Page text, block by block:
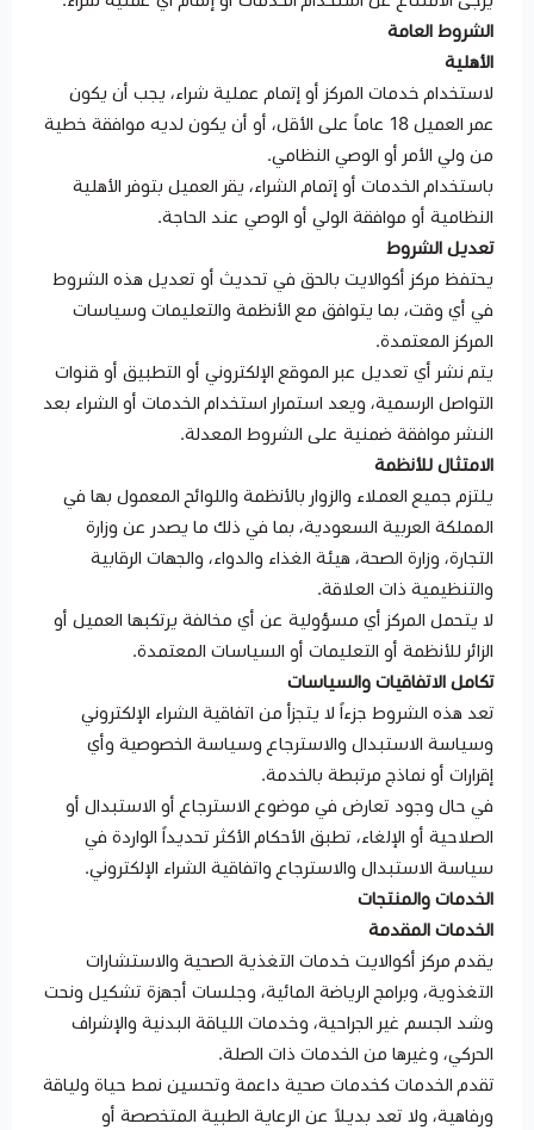
الشروط العامة
الأهلية
لاستخدام خدمات المركز أو إتمام عملية شراء، يجب أن يكون
عمر العميل 18 عاماً على الأقل، أو أن يكون لديه موافقة خطية
من ولي الأمر أو الوصي النظامي.
باستخدام الخدمات أو إتمام الشراء، يقر العميل بتوفر الأهلية
النظامية أو موافقة الولي أو الوصي عند الحاجة.
تعديل الشروط
يحتفظ مركز أكوالايت بالحق في تحديث أو تعديل هذه الشروط
في أي وقت، بما يتوافق مع الأنظمة والتعليمات وسياسات
المركز المعتمدة.
يتم نشر أي تعديل عبر الموقع الإلكتروني أو التطبيق أو قنوات
التواصل الرسمية، ويعد استمرار استخدام الخدمات أو الشراء بعد
النشر موافقة ضمنية على الشروط المعدلة.
الامتثال للأنظمة
يلتزم جميع العملاء والزوار بالأنظمة واللوائح المعمول بها في
المملكة العربية السعودية، بما في ذلك ما يصدر عن وزارة
التجارة، وزارة الصحة، هيئة الغذاء والدواء، والجهات الرقابية
والتنظيمية ذات العلاقة.
لا يتحمل المركز أي مسؤولية عن أي مخالفة يرتكبها العميل أو
الزائر للأنظمة أو التعليمات أو السياسات المعتمدة.
تكامل الاتفاقيات والسياسات
تعد هذه الشروط جزءاً لا يتجزأ من اتفاقية الشراء الإلكتروني
وسياسة الاستبدال والاسترجاع وسياسة الخصوصية وأي
إقرارات أو نماذج مرتبطة بالخدمة.
في حال وجود تعارض في موضوع الاسترجاع أو الاستبدال أو
الصلاحية أو الإلغاء، تطبق الأحكام الأكثر تحديداً الواردة في
سياسة الاستبدال والاسترجاع واتفاقية الشراء الإلكتروني.
الخدمات والمنتجات
الخدمات المقدمة
يقدم مركز أكوالايت خدمات التغذية الصحية والاستشارات
التغذوية، وبرامج الرياضة المائية، وجلسات أجهزة تشكيل ونحت
وشد الجسم غير الجراحية، وخدمات اللياقة البدنية والإشراف
الحركي، وغيرها من الخدمات ذات الصلة.
تقدم الخدمات كخدمات صحية داعمة وتحسين نمط حياة ولياقة
ورفاهية، ولا تعد بديلاً عن الرعاية الطبية المتخصصة أو